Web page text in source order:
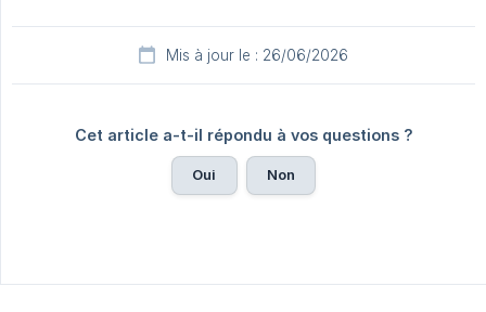
Mis à jour le : 26/06/2026
Cet article a-t-il répondu à vos questions ?
Oui Non